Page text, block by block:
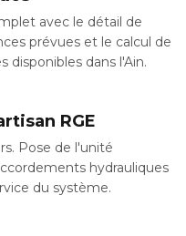
avec le détail de
prévues et le calcul de
disponibles dans l'Ain.
RGE
Pose de l'unité
hydrauliques
du système.